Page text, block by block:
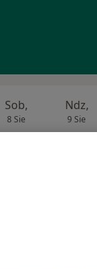
Sob,
8 Sie
Ndz,
9 Sie